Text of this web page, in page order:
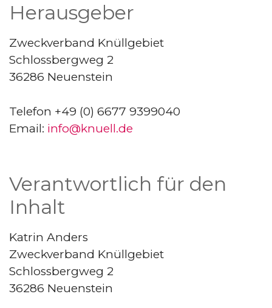
Herausgeber
Zweckverband Knüllgebiet
Schlossbergweg 2
36286 Neuenstein
Telefon +49 (0) 6677 9399040
Email: info@knuell.de
Verantwortlich für den
Inhalt
Katrin Anders
Zweckverband Knüllgebiet
Schlossbergweg 2
36286 Neuenstein